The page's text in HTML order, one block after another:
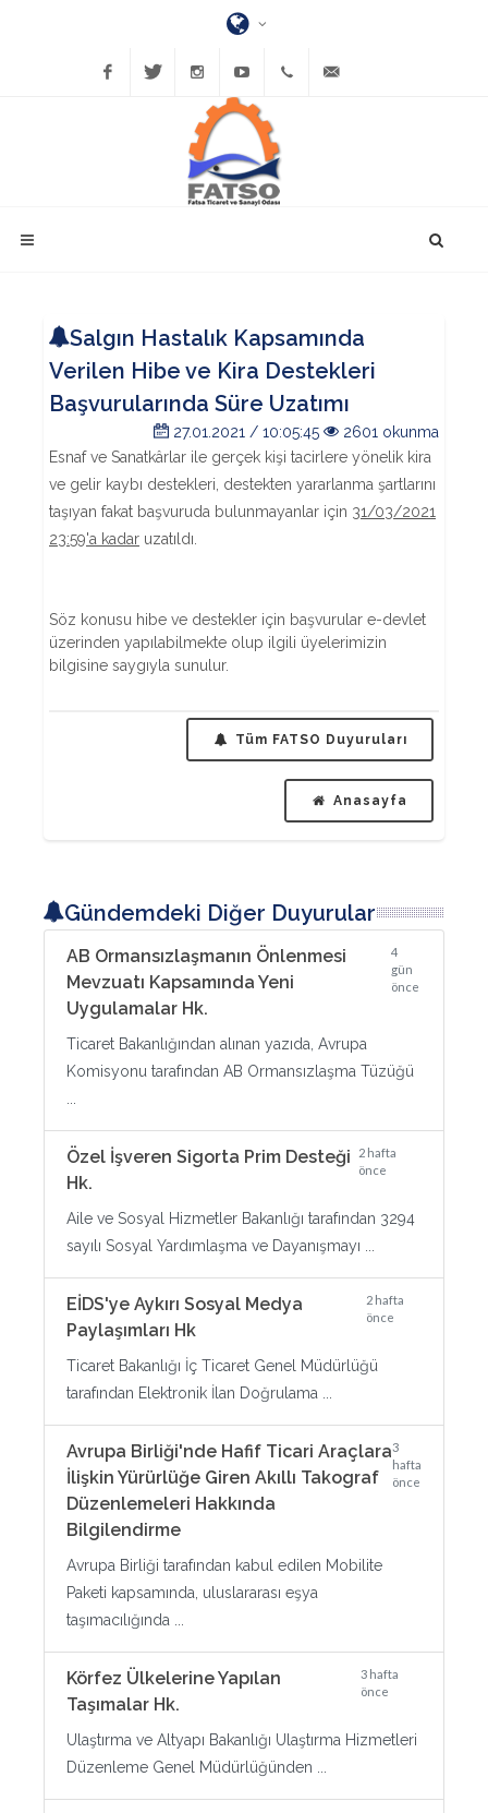
InstagramYouTube(452)
423-
Salgın Hastalık Kapsamında
Verilen Hibe ve Kira Destekleri
Başvurularında Süre Uzatımı
27.01.2021 / 10:05:45
2601 okunma
Esnaf ve Sanatkârlar ile gerçek kişi tacirlere yönelik kira
ve gelir kaybı destekleri, destekten yararlanma şartlarını
taşıyan fakat başvuruda bulunmayanlar için 31/03/2021
23:59'a kadar uzatıldı.
Söz konusu hibe ve destekler için başvurular e-devlet
üzerinden yapılabilmekte olup ilgili üyelerimizin
bilgisine saygıyla sunulur.
Tüm FATSO Duyuruları
Anasayfa
Gündemdeki Diğer Duyurular
AB Ormansızlaşmanın Önlenmesi
Mevzuatı Kapsamında Yeni
Uygulamalar Hk.
4
gün
önce
Ticaret Bakanlığından alınan yazıda, Avrupa
Komisyonu tarafından AB Ormansızlaşma Tüzüğü
Özel İşveren Sigorta Prim Desteği
Hk.
2 hafta
önce
Aile ve Sosyal Hizmetler Bakanlığı tarafından 3294
sayılı Sosyal Yardımlaşma ve Dayanışmayı ...
EİDS'ye Aykırı Sosyal Medya
Paylaşımları Hk
2 hafta
önce
Ticaret Bakanlığı İç Ticaret Genel Müdürlüğü
tarafından Elektronik İlan Doğrulama ...
Avrupa Birliği'nde Hafif Ticari Araçlara
İlişkin Yürürlüğe Giren Akıllı Takograf
Düzenlemeleri Hakkında
Bilgilendirme
3
hafta
önce
Avrupa Birliği tarafından kabul edilen Mobilite
Paketi kapsamında, uluslararası eşya
taşımacılığında ...
Körfez Ülkelerine Yapılan
Taşımalar Hk.
3 hafta
önce
Ulaştırma ve Altyapı Bakanlığı Ulaştırma Hizmetleri
Düzenleme Genel Müdürlüğünden ...